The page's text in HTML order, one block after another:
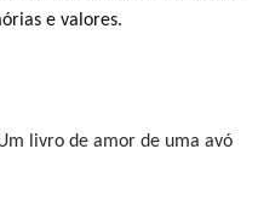
e valores.
livro de amor de uma avó